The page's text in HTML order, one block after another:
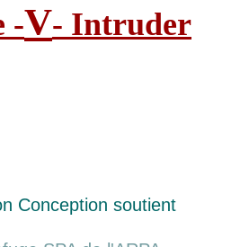
-V- Intruder
Conception soutient